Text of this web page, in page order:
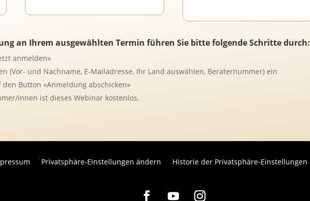
an Ihrem ausgewählten Termin führen Sie bitte folgende Schritte durch:
anmelden»
(Vor- und Nachname, E-Mailadresse, Ihr Land auswählen, Beraternummer) ein
Button «Anmeldung abschicken»
innen ist dieses Webinar kostenlos.
Privatsphäre-Einstellungen ändern Historie der Privatsphäre-Einstellungen